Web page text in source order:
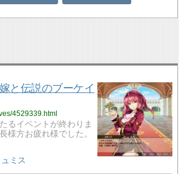
と伝説のブーケイ
4529339.html
るイベントが終わりま
様方お疲れ様でした。
ュミス